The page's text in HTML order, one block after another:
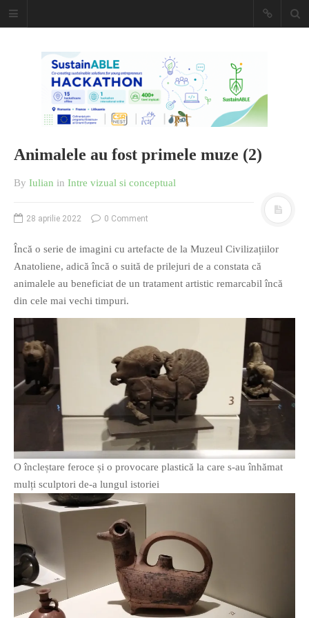
Caiet de
insemnari
DESCARCĂ!
O poveste in care sexul se
confunda cu dragostea,
cinismul cu idealismul si
poezia cu umorul.
DESCARCĂ!
Animalele au fost primele muze (2)
By Iulian in Intre vizual si conceptual
28 aprilie 2022 0 Comment
Încă o serie de imagini cu artefacte de la Muzeul Civilizațiilor
Anatoliene, adică încă o suită de prilejuri de a constata că
animalele au beneficiat de un tratament artistic remarcabil încă
din cele mai vechi timpuri.
O încleștare feroce și o provocare plastică la care s-au înhămat
mulți sculptori de-a lungul istoriei